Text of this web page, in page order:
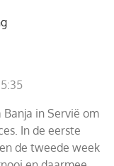
Banja in Servië om
In de eerste
de tweede week